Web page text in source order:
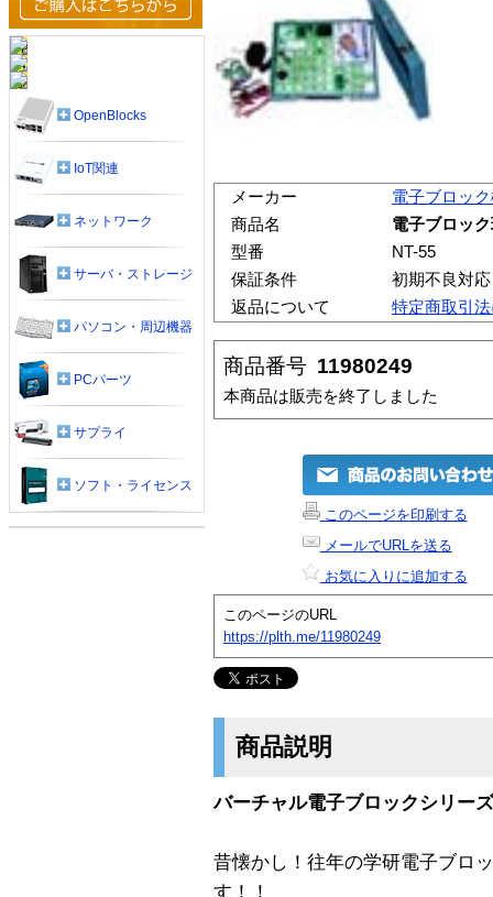
メーカー
電子ブロッ
商品名
電子ブロッ
型番
NT-55
保証条件
初期不良対
返品について
特定商取引
商品番号 11980249
本商品は販売を終了しました
このページを印刷する
メールでURLを送る
お気に入りに追加する
このページのURL
https://plth.me/11980249
商品説明
バーチャル電子ブロックシリー
昔懐かし！往年の学研電子ブロ
す！！
OpenBlocks
IoT関連
ネットワーク
サーバ・ストレージ
パソコン・周辺機器
PCパーツ
サプライ
ソフト・ライセンス